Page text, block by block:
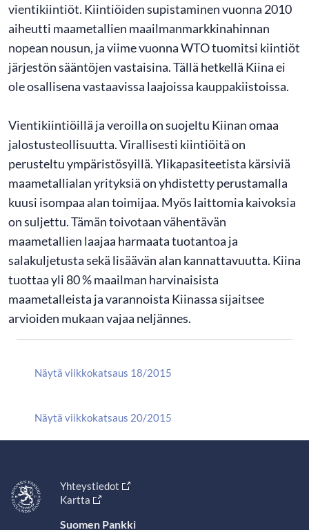
vientikiintiöt. Kiintiöiden supistaminen vuonna 2010
aiheutti maametallien maailmanmarkkinahinnan
nopean nousun, ja viime vuonna WTO tuomitsi kiintiöt
järjestön sääntöjen vastaisina. Tällä hetkellä Kiina ei
ole osallisena vastaavissa laajoissa kauppakiistoissa.
Vientikiintiöillä ja veroilla on suojeltu Kiinan omaa
jalostusteollisuutta. Virallisesti kiintiöitä on
perusteltu ympäristösyillä. Ylikapasiteetista kärsiviä
maametallialan yrityksiä on yhdistetty perustamalla
kuusi isompaa alan toimijaa. Myös laittomia kaivoksia
on suljettu. Tämän toivotaan vähentävän
maametallien laajaa harmaata tuotantoa ja
salakuljetusta sekä lisäävän alan kannattavuutta. Kiina
tuottaa yli 80 % maailman harvinaisista
maametalleista ja varannoista Kiinassa sijaitsee
arvioiden mukaan vajaa neljännes.
Näytä viikkokatsaus 18/2015
Näytä viikkokatsaus 20/2015
Yhteystiedot
Kartta
Suomen Pankki